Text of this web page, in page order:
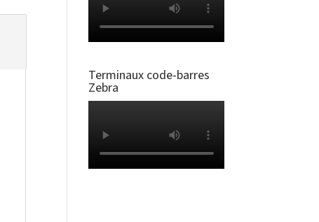
Terminaux code-barres
Zebra